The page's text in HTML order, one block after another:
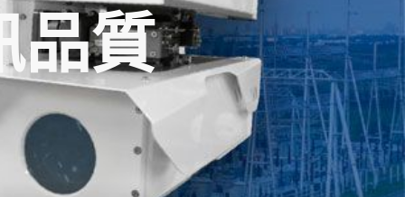
品質